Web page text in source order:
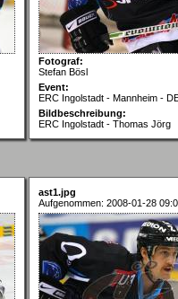
Fotograf:
Stefan Bösl
Event:
ERC Ingolstadt - Mannheim -
Bildbeschreibung:
ERC Ingolstadt - Thomas Jörg
ast1.jpg
Aufgenommen: 2008-01-28